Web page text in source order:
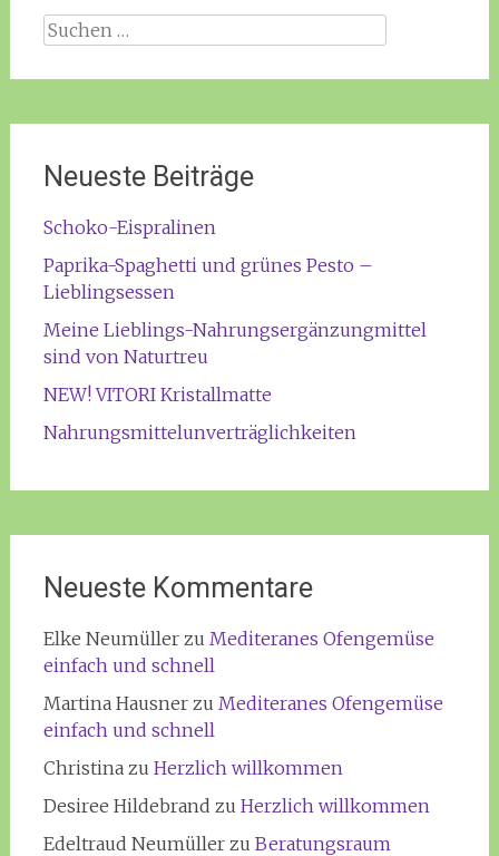
Suchen
nach:
Neueste Beiträge
Schoko-Eispralinen
Paprika-Spaghetti und grünes Pesto –
Lieblingsessen
Meine Lieblings-Nahrungsergänzungmittel
sind von Naturtreu
NEW! VITORI Kristallmatte
Nahrungsmittelunverträglichkeiten
Neueste Kommentare
Elke Neumüllerzu Mediteranes Ofengemüse
einfach und schnell
Martina Hausnerzu Mediteranes Ofengemüse
einfach und schnell
Christinazu Herzlich willkommen
Desiree Hildebrand zu Herzlich willkommen
Edeltraud Neumüllerzu Beratungsraum